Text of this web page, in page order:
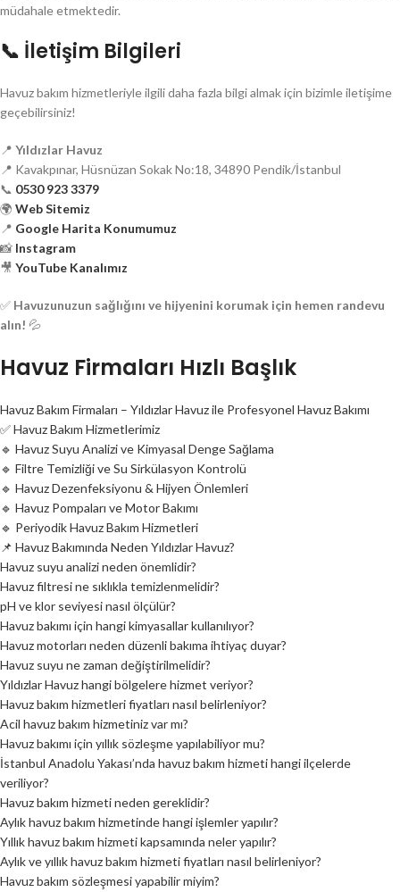
müdahale etmektedir.
📞 İletişim Bilgileri
Havuz bakım hizmetleriyle ilgili daha fazla bilgi almak için bizimle iletişime
geçebilirsiniz!
📍 Yıldızlar Havuz
📍 Kavakpınar, Hüsnüzan Sokak No:18, 34890 Pendik/İstanbul
📞 0530 923 3379
🌍 Web Sitemiz
📍 Google Harita Konumumuz
📸 Instagram
🎥 YouTube Kanalımız
✅ Havuzunuzun sağlığını ve hijyenini korumak için hemen randevu
alın! 💦
Havuz Firmaları Hızlı Başlık
Havuz Bakım Firmaları – Yıldızlar Havuz ile Profesyonel Havuz Bakımı
✅ Havuz Bakım Hizmetlerimiz
🔹 Havuz Suyu Analizi ve Kimyasal Denge Sağlama
🔹 Filtre Temizliği ve Su Sirkülasyon Kontrolü
🔹 Havuz Dezenfeksiyonu & Hijyen Önlemleri
🔹 Havuz Pompaları ve Motor Bakımı
🔹 Periyodik Havuz Bakım Hizmetleri
📌 Havuz Bakımında Neden Yıldızlar Havuz?
Havuz suyu analizi neden önemlidir?
Havuz filtresi ne sıklıkla temizlenmelidir?
pH ve klor seviyesi nasıl ölçülür?
Havuz bakımı için hangi kimyasallar kullanılıyor?
Havuz motorları neden düzenli bakıma ihtiyaç duyar?
Havuz suyu ne zaman değiştirilmelidir?
Yıldızlar Havuz hangi bölgelere hizmet veriyor?
Havuz bakım hizmetleri fiyatları nasıl belirleniyor?
Acil havuz bakım hizmetiniz var mı?
Havuz bakımı için yıllık sözleşme yapılabiliyor mu?
İstanbul Anadolu Yakası’nda havuz bakım hizmeti hangi ilçelerde
veriliyor?
Havuz bakım hizmeti neden gereklidir?
Aylık havuz bakım hizmetinde hangi işlemler yapılır?
Yıllık havuz bakım hizmeti kapsamında neler yapılır?
Aylık ve yıllık havuz bakım hizmeti fiyatları nasıl belirleniyor?
Havuz bakım sözleşmesi yapabilir miyim?